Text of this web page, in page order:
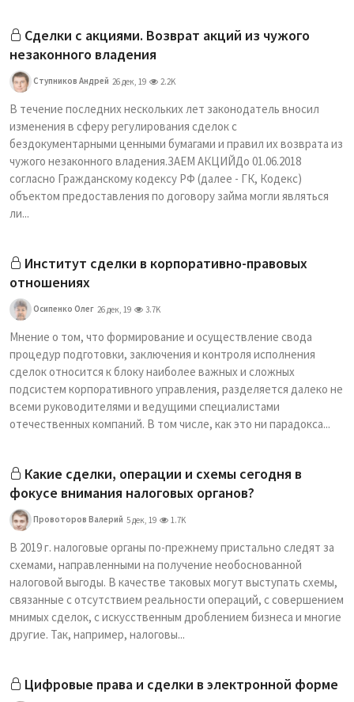
Сделки с акциями. Возврат акций из чужого
незаконного владения
Ступников Андрей 26 дек, 19 2.2K
В течение последних нескольких лет законодатель вносил
изменения в сферу регулирования сделок с
бездокументарными ценными бумагами и правил их возврата из
чужого незаконного владения.ЗАЕМ АКЦИЙДо 01.06.2018
согласно Гражданскому кодексу РФ (далее - ГК, Кодекс)
объектом предоставления по договору займа могли являться
ли...
Институт сделки в корпоративно-правовых
отношениях
Осипенко Олег 26 дек, 19 3.7K
Мнение о том, что формирование и осуществление свода
процедур подготовки, заключения и контроля исполнения
сделок относится к блоку наиболее важных и сложных
подсистем корпоративного управления, разделяется далеко не
всеми руководителями и ведущими специалистами
отечественных компаний. В том числе, как это ни парадокса...
Какие сделки, операции и схемы сегодня в
фокусе внимания налоговых органов?
Провоторов Валерий 5 дек, 19 1.7K
В 2019 г. налоговые органы по-прежнему пристально следят за
схемами, направленными на получение необоснованной
налоговой выгоды. В качестве таковых могут выступать схемы,
связанные с отсутствием реальности операций, с совершением
мнимых сделок, с искусственным дроблением бизнеса и многие
другие. Так, например, налоговы...
Цифровые права и сделки в электронной форме